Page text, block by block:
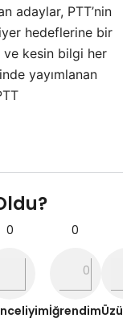
adaylar, PTT’nin
hedeflerine bir
ve kesin bilgi her
yayımlanan
0 0
İğrendim